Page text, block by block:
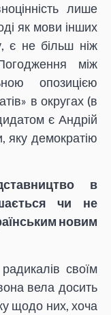
лише
як мови інших
є не більш ніж
між
опозицією
в округах (в
є Андрій
яку демократію
в
чи не
новим
своїм
вела досить
щодо них, хоча